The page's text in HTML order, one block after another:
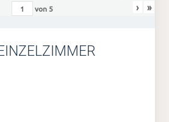
von 5 › »